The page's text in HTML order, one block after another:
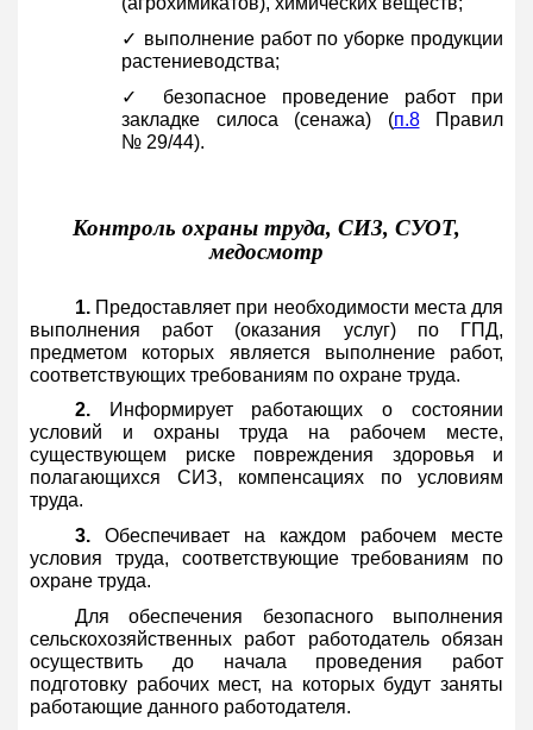
✓ выполнение работ по уборке продукции
растениеводства;
✓ безопасное проведение работ при
закладке силоса (сенажа) (п.8Правил
№ 29/44).
Контроль охраны труда, СИЗ, СУОТ,
медосмотр
1.Предоставляет при необходимости места для
выполнения работ (оказания услуг) по ГПД,
предметом которых является выполнение работ,
соответствующих требованиям по охране труда.
2.Информирует работающих о состоянии
условий и охраны труда на рабочем месте,
существующем риске повреждения здоровья и
полагающихся СИЗ, компенсациях по условиям
труда.
3.Обеспечивает на каждом рабочем месте
условия труда, соответствующие требованиям по
охране труда.
Для обеспечения безопасного выполнения
сельскохозяйственных работ работодатель обязан
осуществить до начала проведения работ
подготовку рабочих мест, на которых будут заняты
работающие данного работодателя.